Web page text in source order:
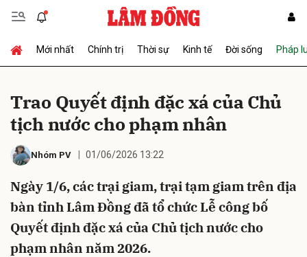
Mới nhất Chính trị Thời sự Kinh tế Đời sống Pháp
Trao Quyết định đặc xá của Chủ
tịch nước cho phạm nhân
Nhóm PV 01/06/2026 13:22
Ngày 1/6, các trại giam, trại tạm giam trên địa
bàn tỉnh Lâm Đồng đã tổ chức Lễ công bố
Quyết định đặc xá của Chủ tịch nước cho
phạm nhân năm 2026.
Gửi bình luận
Hủy Gửi